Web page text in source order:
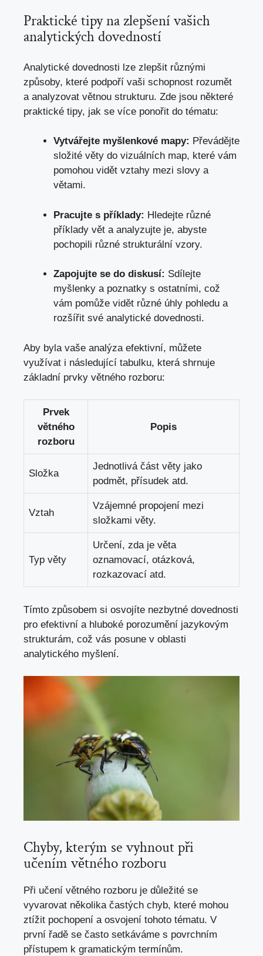
Praktické tipy na zlepšení vašich⁢
analytických‌ dovedností
Analytické dovednosti lze zlepšit různými
způsoby, které podpoří vaši​ schopnost rozumět
a analyzovat větnou ⁢strukturu. ‌Zde jsou některé⁢
praktické tipy,‍ jak se více ponořit ‌do tématu:
Vytvářejte myšlenkové ‌mapy: Převádějte
složité věty do vizuálních map, které vám
pomohou vidět vztahy mezi​ slovy a
větami.
Pracujte ​s příklady: Hledejte různé
příklady vět a analyzujte je, abyste
pochopili různé ⁣strukturální vzory.
Zapojujte se do diskusí: Sdílejte
myšlenky a poznatky s ostatními, což
vám pomůže vidět různé úhly pohledu a
rozšířit své analytické dovednosti.
Aby​ byla vaše analýza efektivní, můžete⁢
využívat i následující tabulku, která shrnuje
základní prvky ‍větného⁤ rozboru:
Prvek
větného
rozboru
Popis
Složka
Jednotlivá část věty jako
podmět, přísudek atd.
Vztah
Vzájemné ‍propojení mezi
složkami ‍věty.
Typ věty
Určení, zda je věta
oznamovací,⁤ otázková,
rozkazovací atd.
Tímto způsobem si osvojíte nezbytné ‌dovednosti
pro efektivní a hluboké porozumění jazykovým
strukturám, což vás posune v oblasti
analytického myšlení.
Chyby, ‌kterým se vyhnout při
učením větného rozboru
Při učení větného rozboru je důležité se
vyvarovat několika častých chyb, ⁤které mohou
ztížit pochopení ⁤a osvojení tohoto tématu. ⁢V
první řadě se často setkáváme s ⁤povrchním
přístupem‍ k gramatickým termínům.